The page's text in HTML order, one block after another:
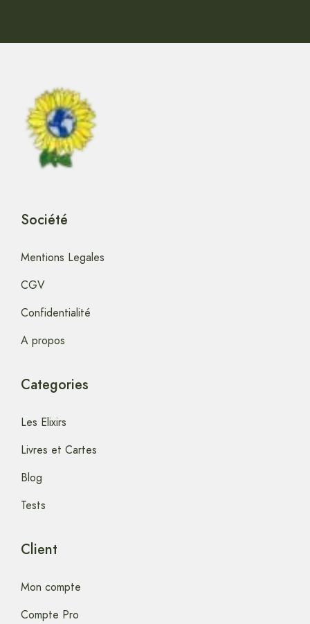
Société
Mentions Legales
CGV
Confidentialité
A propos
Categories
Les Elixirs
Livres et Cartes
Blog
Tests
Client
Mon compte
Compte Pro